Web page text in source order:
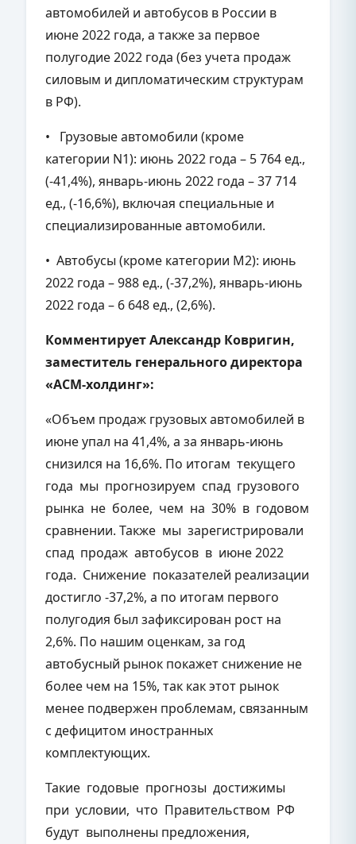
автомобилей и автобусов в России в
июне 2022 года, а также за первое
полугодие 2022 года (без учета продаж
силовым и дипломатическим структурам
в РФ).
• Грузовые автомобили (кроме
категории N1): июнь 2022 года – 5 764 ед.,
(-41,4%), январь-июнь 2022 года – 37 714
ед., (-16,6%), включая специальные и
специализированные автомобили.
• Автобусы (кроме категории М2): июнь
2022 года – 988 ед., (-37,2%), январь-июнь
2022 года – 6 648 ед., (2,6%).
Комментирует Александр Ковригин,
заместитель генерального директора
«АСМ-холдинг»:
«Объем продаж грузовых автомобилей в
июне упал на 41,4%, а за январь-июнь
снизился на 16,6%. По итогам текущего
года мы прогнозируем спад грузового
рынка не более, чем на 30% в годовом
сравнении. Также мы зарегистрировали
спад продаж автобусов в июне 2022
года. Снижение показателей реализации
достигло -37,2%, а по итогам первого
полугодия был зафиксирован рост на
2,6%. По нашим оценкам, за год
автобусный рынок покажет снижение не
более чем на 15%, так как этот рынок
менее подвержен проблемам, связанным
с дефицитом иностранных
комплектующих.
Такие годовые прогнозы достижимы
при условии, что Правительством РФ
будут выполнены предложения,